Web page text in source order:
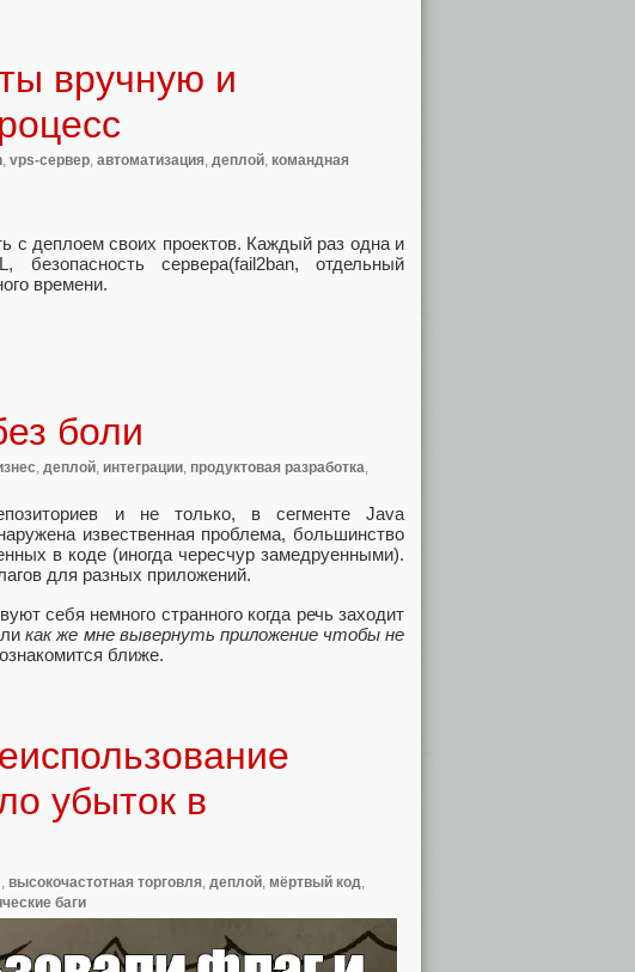
вручную и
vps-сервер автоматизация деплой командная
с деплоем своих проектов. Каждый раз одна и
сервера(fail2ban, отдельный
времени.
боли
, деплой, интеграции, продуктовая разработка,
и не только, в сегменте Java
извественная проблема, большинство
в коде (иногда чересчур замедруенными).
для разных приложений.
себя немного странного когда речь заходит
как же мне вывернуть приложение чтобы не
ближе.
убыток в
, высокочастотная торговля, деплой, мёртвый код,
баги